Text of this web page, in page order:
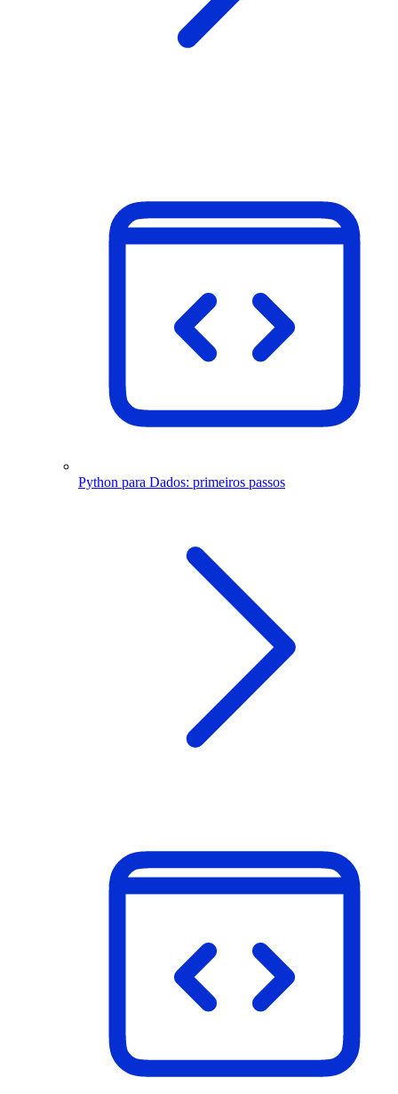
Python para Dados: primeiros passos